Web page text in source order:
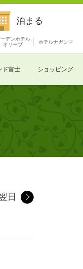
泊まる
ーデンホテル
オリーブ
ホテルナガシマ
ド富士 ショッピング
日